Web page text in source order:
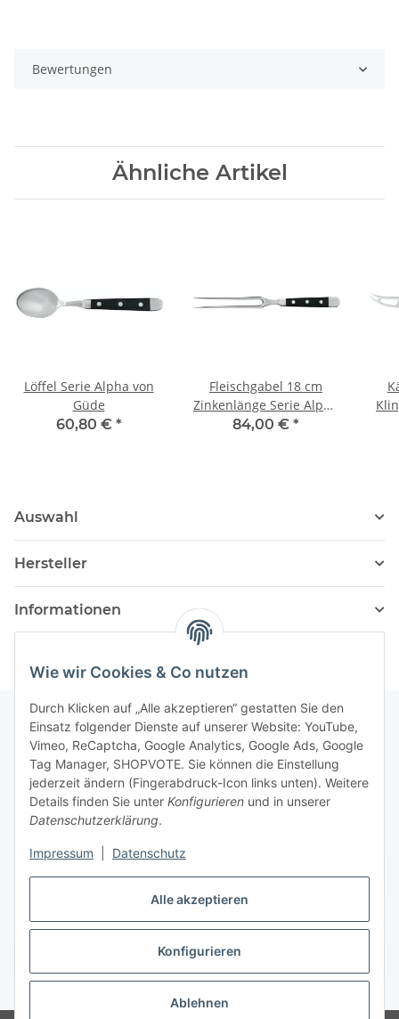
Alle akzeptieren
Konfigurieren
Ablehnen
Wie wir Cookies & Co nutzen
Durch Klicken auf „Alle akzeptieren“ gestatten Sie den
Einsatz folgender Dienste auf unserer Website: YouTube,
Vimeo, ReCaptcha, Google Analytics, Google Ads, Google
Tag Manager, SHOPVOTE. Sie können die Einstellung
jederzeit ändern (Fingerabdruck-Icon links unten). Weitere
Details finden Sie unter Konfigurieren und in unserer
Datenschutzerklärung.
Impressum Datenschutz
Bewertungen
Ähnliche Artikel
Löffel Serie Alpha von
Güde
60,80 € *
Fleischgabel 18 cm
Zinkenlänge Serie Alpha
von Güde
84,00 € *
Auswahl
Hersteller
Informationen
Newsletter Abonnieren
Bitte senden Sie mir entsprechend Ihrer
Datenschutzerklärungregelmäßig und jederzeit widerruflich
Informationen zu Ihrem Produktsortiment per E-Mail zu.
Abonnieren
Newsletter Abonnieren
Vertrag widerrufen
* Alle Preise inkl. gesetzlicher USt., zzgl.